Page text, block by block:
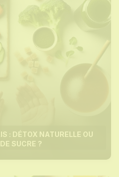
: DÉTOX NATURELLE OU
SUCRE ?